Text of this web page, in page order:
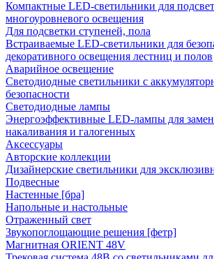
Компактные LED-светильники для
многоуровневого освещения
Для подсветки ступеней, пола
Встраиваемые LED-светильники для
декоративного освещения лестниц и полов
Аварийное освещение
Светодиодные светильники с
безопасности
Светодиодные лампы
Энергоэффективные LED-лампы для
накаливания и галогенных
Аксессуары
Авторские коллекции
Дизайнерские светильники для
Подвесные
Настенные [бра]
Напольные и настольные
Отраженный свет
Звукопоглощающие решения [фетр]
Магнитная ORIENT 48V